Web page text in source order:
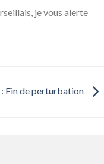
je vous alerte
Fin de perturbation